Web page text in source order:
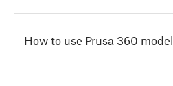
How to use Prusa 360 model